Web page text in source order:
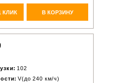
КЛИК В КОРЗИНУ
102
V(до 240 км/ч)